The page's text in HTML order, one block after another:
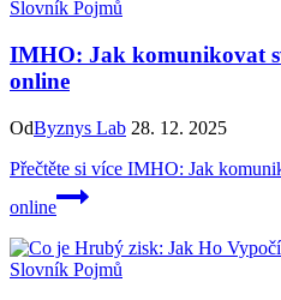
Slovník Pojmů
IMHO: Jak komunikovat
online
OdByznys Lab 28. 12. 2025
Přečtěte si více IMHO: Jak
online
Slovník Pojmů